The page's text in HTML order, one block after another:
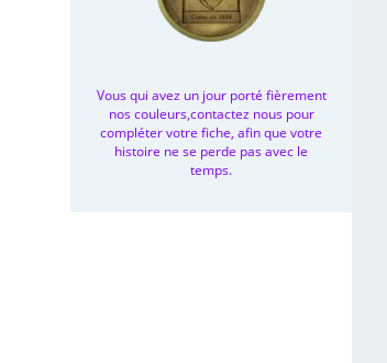
Vous qui avez un jour porté fièrement
nos couleurs,contactez nous pour
compléter votre fiche, afin que votre
histoire ne se perde pas avec le
temps.